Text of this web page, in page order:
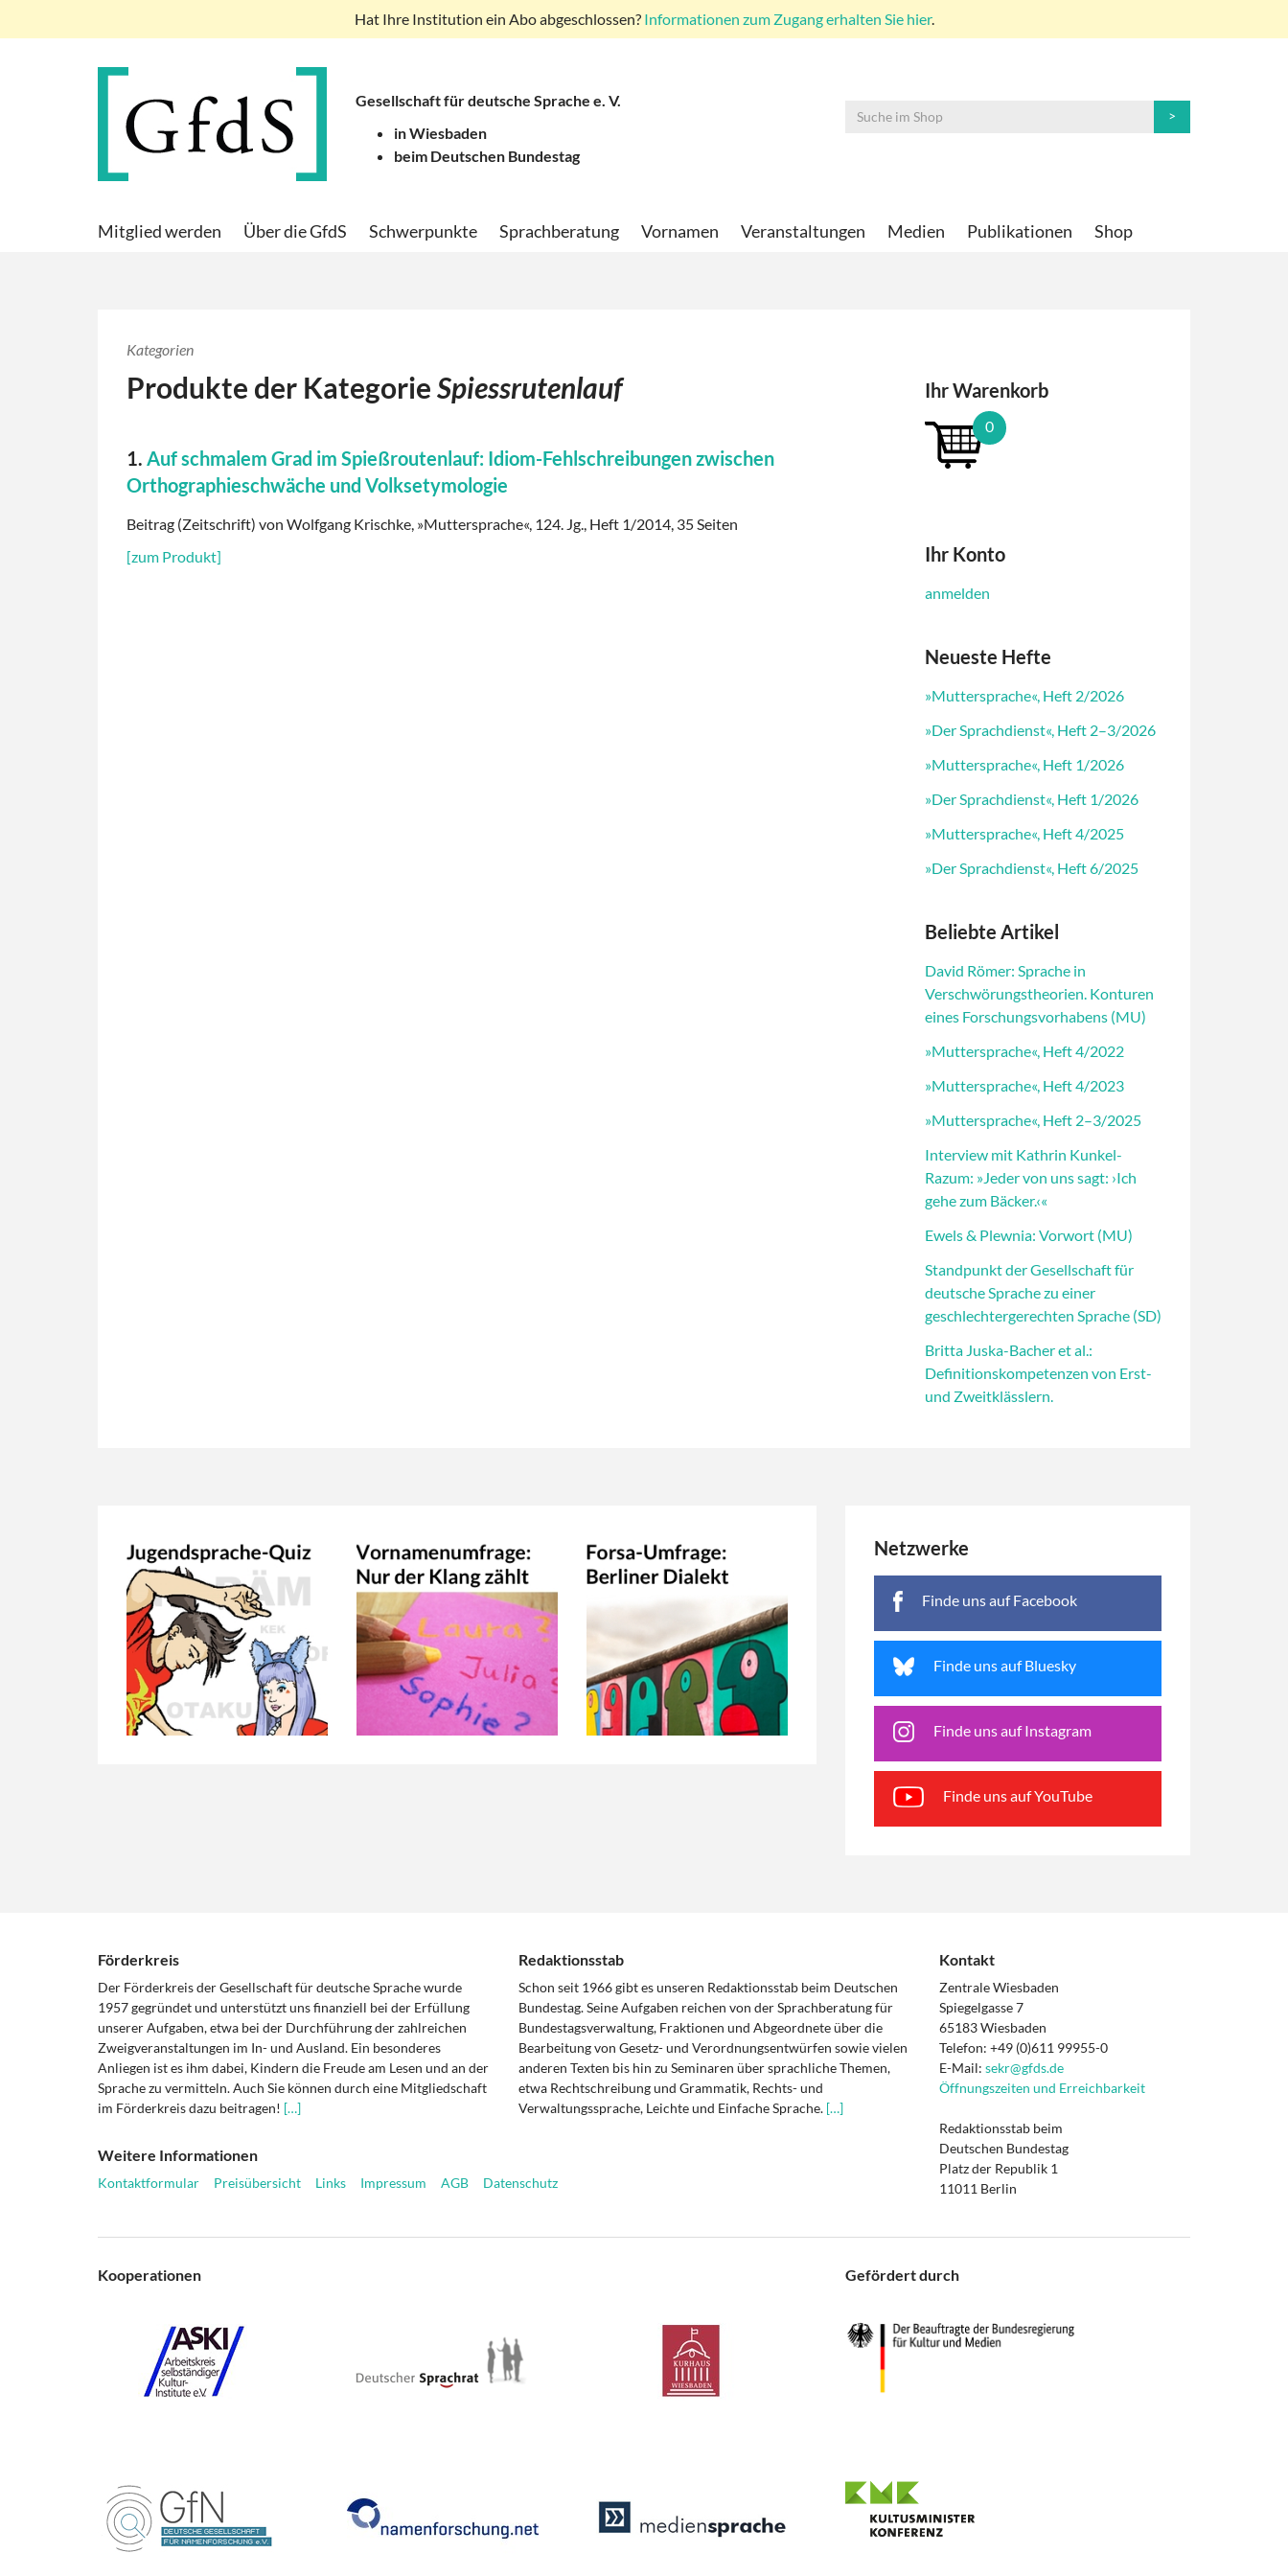
Hat Ihre Institution ein Abo abgeschlossen? Informationen zum Zugang erhalten Sie hier.
Gesellschaft für deutsche Sprache e. V.
in Wiesbaden
beim Deutschen Bundestag
Mitglied werden Über die GfdS Schwerpunkte Sprachberatung Vornamen Veranstaltungen Medien Publikationen Shop
Kategorien
Produkte der KategorieSpiessrutenlauf
1. Auf schmalem Grad im Spießroutenlauf: Idiom-Fehlschreibungen zwischen
Orthographieschwäche und Volksetymologie
Beitrag (Zeitschrift) von Wolfgang Krischke, »Muttersprache«, 124. Jg., Heft 1/2014, 35 Seiten
[zum Produkt]
Ihr Warenkorb
0
Ihr Konto
anmelden
Neueste Hefte
»Muttersprache«, Heft 2/2026
»Der Sprachdienst«, Heft 2–3/2026
»Muttersprache«, Heft 1/2026
»Der Sprachdienst«, Heft 1/2026
»Muttersprache«, Heft 4/2025
»Der Sprachdienst«, Heft 6/2025
Beliebte Artikel
David Römer: Sprache in
Verschwörungstheorien. Konturen
eines Forschungsvorhabens (MU)
»Muttersprache«, Heft 4/2022
»Muttersprache«, Heft 4/2023
»Muttersprache«, Heft 2–3/2025
Interview mit Kathrin Kunkel-
Razum: »Jeder von uns sagt: ›Ich
gehe zum Bäcker.‹«
Ewels & Plewnia: Vorwort (MU)
Standpunkt der Gesellschaft für
deutsche Sprache zu einer
geschlechtergerechten Sprache (SD)
Britta Juska-Bacher et al.:
Definitionskompetenzen von Erst-
und Zweitklässlern.
Netzwerke
Finde uns auf Facebook
Finde uns auf Bluesky
Finde uns auf Instagram
Finde uns auf YouTube
Förderkreis
Der Förderkreis der Gesellschaft für deutsche Sprache wurde
1957 gegründet und unterstützt uns finanziell bei der Erfüllung
unserer Aufgaben, etwa bei der Durchführung der zahlreichen
Zweigveranstaltungen im In- und Ausland. Ein besonderes
Anliegen ist es ihm dabei, Kindern die Freude am Lesen und an der
Sprache zu vermitteln. Auch Sie können durch eine Mitgliedschaft
im Förderkreis dazu beitragen! […]
Redaktionsstab
Schon seit 1966 gibt es unseren Redaktionsstab beim Deutschen
Bundestag. Seine Aufgaben reichen von der Sprachberatung für
Bundestagsverwaltung, Fraktionen und Abgeordnete über die
Bearbeitung von Gesetz- und Verordnungsentwürfen sowie vielen
anderen Texten bis hin zu Seminaren über sprachliche Themen,
etwa Rechtschreibung und Grammatik, Rechts- und
Verwaltungssprache, Leichte und Einfache Sprache. […]
Weitere Informationen
Kontaktformular Preisübersicht Links Impressum AGB Datenschutz
Kontakt
Zentrale Wiesbaden
Spiegelgasse 7
65183 Wiesbaden
Telefon: +49 (0)611 99955-0
E-Mail: sekr@gfds.de
Öffnungszeiten und Erreichbarkeit
Redaktionsstab beim
Deutschen Bundestag
Platz der Republik 1
11011 Berlin
Kooperationen Gefördert durch